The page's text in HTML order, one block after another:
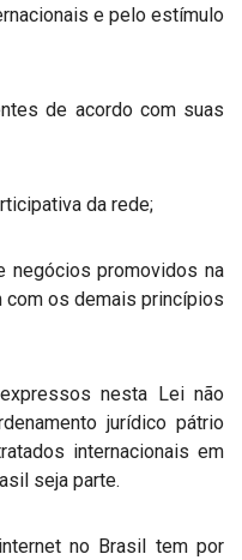
e pelo estímulo
de acordo com suas
da rede;
promovidos na
com os demais princípios
nesta Lei não
jurídico pátrio
internacionais em
seja parte.
no Brasil tem por